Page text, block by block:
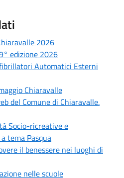
2026
edizione 2026
Automatici Esterni
Chiaravalle
del Comune di Chiaravalle.
Socio-ricreative e
tema Pasqua
il benessere nei luoghi di
nelle scuole